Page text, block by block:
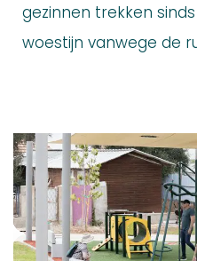
gezinnen trekken
woestijn vanwege de